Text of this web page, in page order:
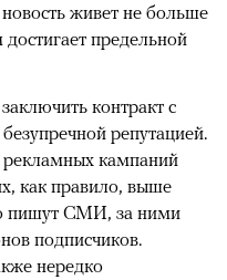
живет не больше
предельной
контракт с
репутацией.
кампаний
как правило, выше
пишут СМИ, за ними
подписчиков.
нередко